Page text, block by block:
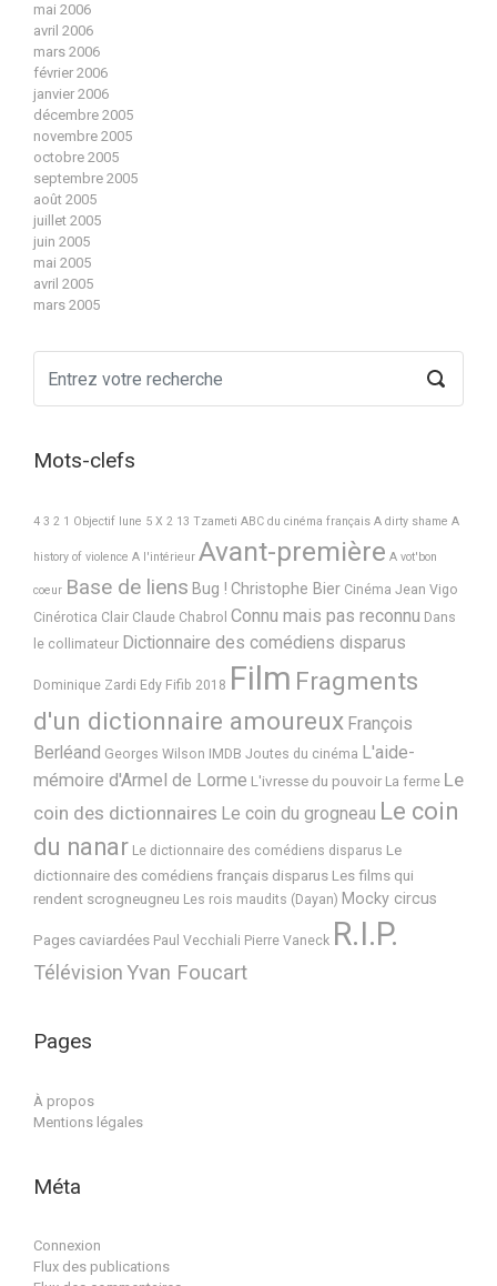
mai 2006
avril 2006
mars 2006
février 2006
janvier 2006
décembre 2005
novembre 2005
octobre 2005
septembre 2005
août 2005
juillet 2005
juin 2005
mai 2005
avril 2005
mars 2005
Mots-clefs
4 3 2 1 Objectif lune 5 X 2 13 Tzameti ABC du cinéma français A dirty shame A
history of violence A l'intérieur Avant-première A vot'bon
coeur Base de liens Bug ! Christophe Bier Cinéma Jean Vigo
Cinérotica Clair Claude Chabrol Connu mais pas reconnu Dans
le collimateur Dictionnaire des comédiens disparus
Dominique Zardi Edy Fifib 2018 Film Fragments
d'un dictionnaire amoureux François
Berléand Georges Wilson IMDB Joutes du cinéma L'aide-
mémoire d'Armel de Lorme L'ivresse du pouvoir La ferme Le
coin des dictionnaires Le coin du grogneau Le coin
du nanar Le dictionnaire des comédiens disparus Le
dictionnaire des comédiens français disparus Les films qui
rendent scrogneugneu Les rois maudits (Dayan) Mocky circus
Pages caviardées Paul Vecchiali Pierre Vaneck R.I.P.
TélévisionYvan Foucart
Pages
À propos
Mentions légales
Méta
Connexion
Flux des publications